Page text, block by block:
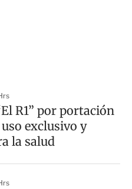
R1” por portación
exclusivo y
la salud